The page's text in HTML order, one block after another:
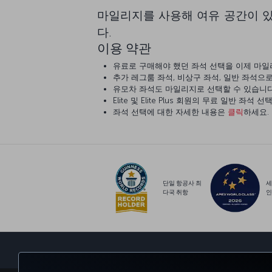
마일리지를 사용해 여유 공간이
다.
이용 약관
유료로 구매해야 했던 좌석 선택을 이제 마
추가 레그룸 좌석, 비상구 좌석, 일반 좌석으
유모차 좌석도 마일리지로 선택할 수 있습니
Elite 및 Elite Plus 회원의 무료 일반 좌석 선
좌석 선택에 대한 자세한 내용은 클릭하세요.
단일 항공사 최
다국 취항